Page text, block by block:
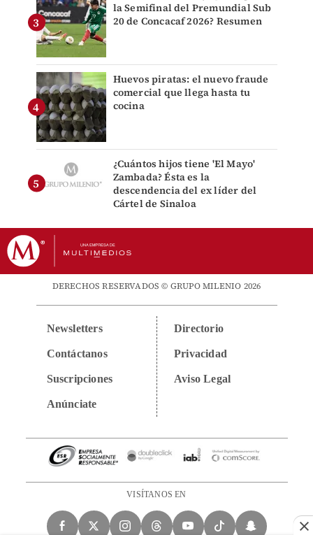
la Semifinal del Premundial Sub
20 de Concacaf 2026? Resumen
Huevos piratas: el nuevo fraude
comercial que llega hasta tu
cocina
¿Cuántos hijos tiene 'El Mayo'
Zambada? Ésta es la
descendencia del ex líder del
Cártel de Sinaloa
DERECHOS RESERVADOS © GRUPO MILENIO 2026
Newsletters
Contáctanos
Suscripciones
Anúnciate
Directorio
Privacidad
Aviso Legal
VISÍTANOS EN